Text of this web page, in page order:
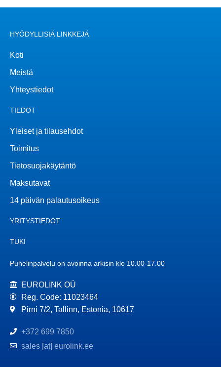
HYÖDYLLISIÄ LINKKEJÄ
Koti
Meistä
Yhteystiedot
TIEDOT
Yleiset ja tilausehdot
Toimitus
Tietosuojakäytäntö
Maksutavat
14 päivän palautusoikeus
YRITYSTIEDOT
TUKI
Puhelinpalvelu on avoinna arkisin klo 10.00-17.00
EUROLINK OÜ
Reg. Code: 11023464
Pirni 7/2, Tallinn, Estonia, 10617
+372 699 7850
sales [at] eurolink.ee